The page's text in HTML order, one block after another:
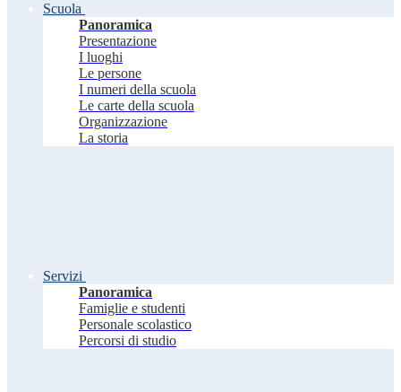
Scuola
Panoramica
Presentazione
I luoghi
Le persone
I numeri della scuola
Le carte della scuola
Organizzazione
La storia
Servizi
Panoramica
Famiglie e studenti
Personale scolastico
Percorsi di studio